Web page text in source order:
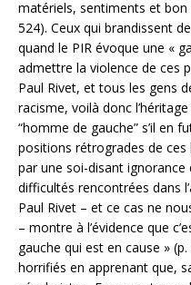
matériels, sentiments et
524). Ceux qui brandissent
quand le PIR évoque une «
admettre la violence de ces
Paul Rivet, et tous les gens
racisme, voilà donc
“homme de gauche” s’il en
positions rétrogrades de
par une soi-disant
difficultés rencontrées dans
Paul Rivet – et ce cas ne
– montre à l’évidence que
gauche qui est en cause »
horrifiés en apprenant que,